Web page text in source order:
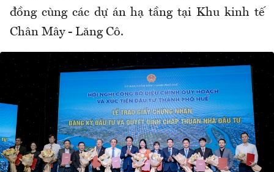
đồng cùng các dự án hạ tầng tại Khu kinh tế
Chân Mây - Lăng Cô.